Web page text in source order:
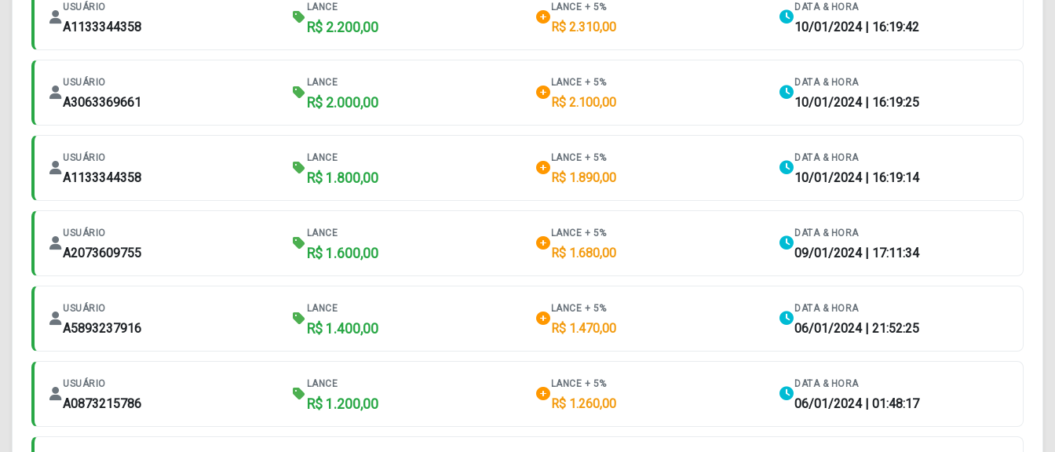
USUÁRIO
A1133344358
LANCE
R$ 2.200,00
LANCE + 5%
R$ 2.310,00
DATA & HORA
10/01/2024 | 16:19:42
USUÁRIO
A3063369661
LANCE
R$ 2.000,00
LANCE + 5%
R$ 2.100,00
DATA & HORA
10/01/2024 | 16:19:25
USUÁRIO
A1133344358
LANCE
R$ 1.800,00
LANCE + 5%
R$ 1.890,00
DATA & HORA
10/01/2024 | 16:19:14
USUÁRIO
A2073609755
LANCE
R$ 1.600,00
LANCE + 5%
R$ 1.680,00
DATA & HORA
09/01/2024 | 17:11:34
USUÁRIO
A5893237916
LANCE
R$ 1.400,00
LANCE + 5%
R$ 1.470,00
DATA & HORA
06/01/2024 | 21:52:25
USUÁRIO
A0873215786
LANCE
R$ 1.200,00
LANCE + 5%
R$ 1.260,00
DATA & HORA
06/01/2024 | 01:48:17